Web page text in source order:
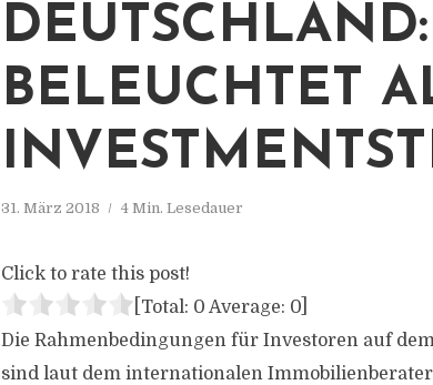
BELEUCHTET
31. März 2018 4 Min. Lesedauer
Click to rate this post!
[Total: 0 Average: 0
Die Rahmenbedingungen für Investoren auf
sind laut dem internationalen